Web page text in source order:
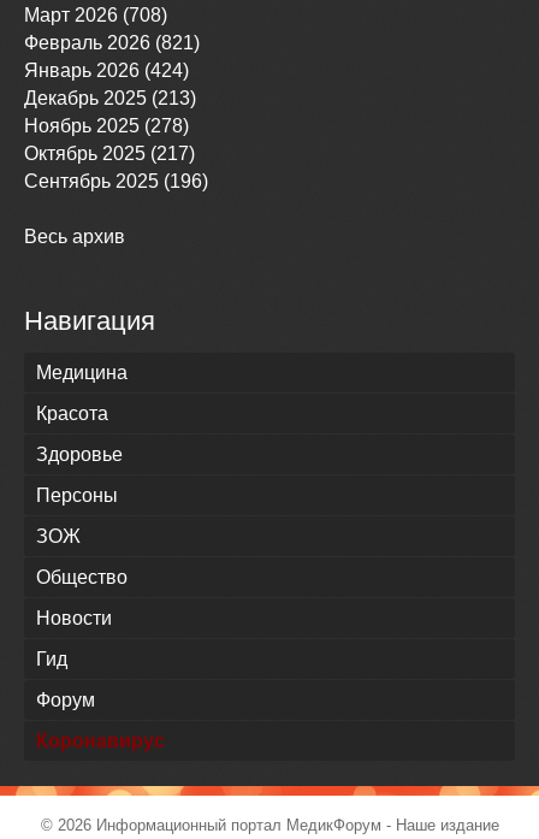
Март 2026 (708)
Февраль 2026 (821)
Январь 2026 (424)
Декабрь 2025 (213)
Ноябрь 2025 (278)
Октябрь 2025 (217)
Сентябрь 2025 (196)
Весь архив
Навигация
Медицина
Красота
Здоровье
Персоны
ЗОЖ
Общество
Новости
Гид
Форум
Коронавирус
© 2026 Информационный портал МедикФорум - Наше издание